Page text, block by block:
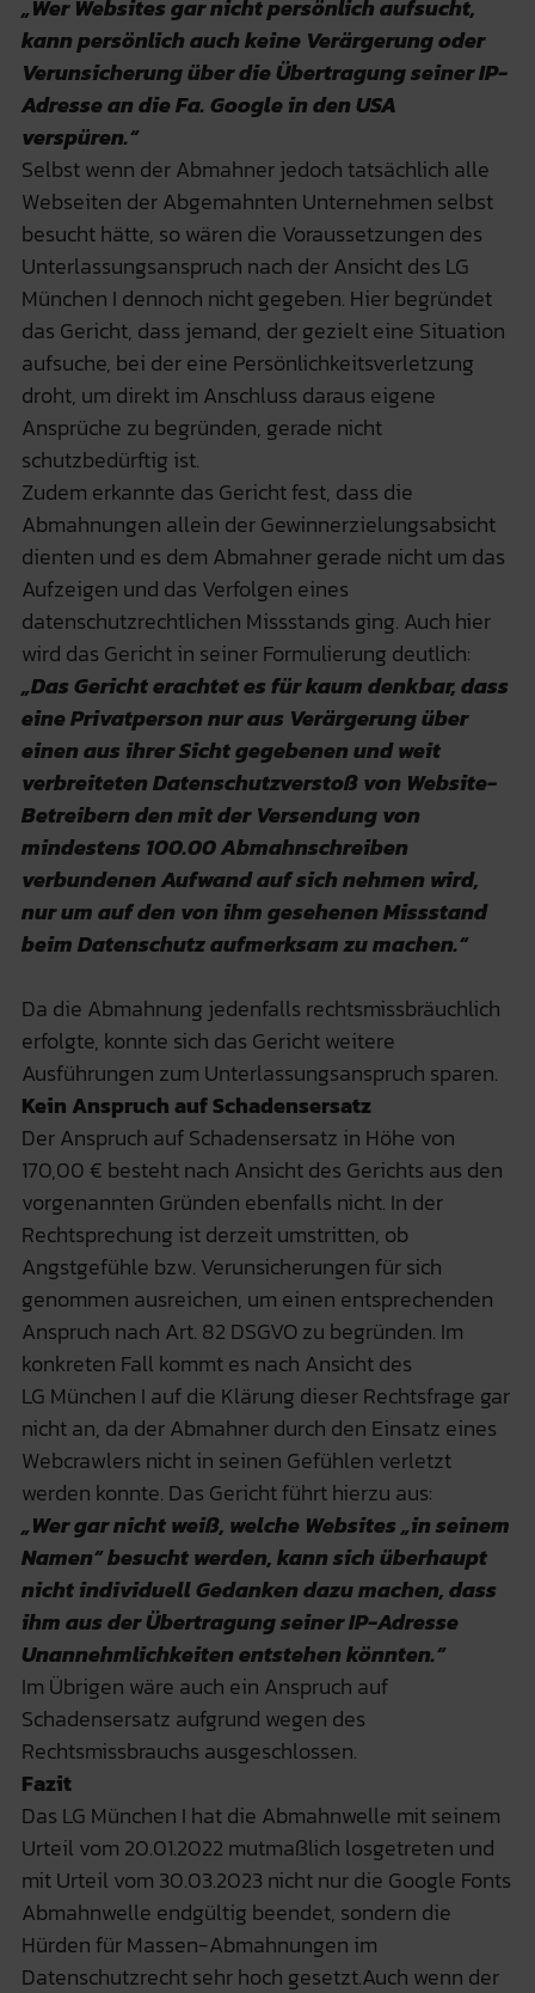
„Wer Websites gar nicht persönlich aufsucht,
kann persönlich auch keine Verärgerung oder
Verunsicherung über die Übertragung seiner IP-
Adresse an die Fa. Google in den USA
verspüren.“
Selbst wenn der Abmahner jedoch tatsächlich alle
Webseiten der Abgemahnten Unternehmen selbst
besucht hätte, so wären die Voraussetzungen des
Unterlassungsanspruch nach der Ansicht des LG
München I dennoch nicht gegeben. Hier begründet
das Gericht, dass jemand, der gezielt eine Situation
aufsuche, bei der eine Persönlichkeitsverletzung
droht, um direkt im Anschluss daraus eigene
Ansprüche zu begründen, gerade nicht
schutzbedürftig ist.
Zudem erkannte das Gericht fest, dass die
Abmahnungen allein der Gewinnerzielungsabsicht
dienten und es dem Abmahner gerade nicht um das
Aufzeigen und das Verfolgen eines
datenschutzrechtlichen Missstands ging. Auch hier
wird das Gericht in seiner Formulierung deutlich:
„Das Gericht erachtet es für kaum denkbar, dass
eine Privatperson nur aus Verärgerung über
einen aus ihrer Sicht gegebenen und weit
verbreiteten Datenschutzverstoß von Website-
Betreibern den mit der Versendung von
mindestens 100.00 Abmahnschreiben
verbundenen Aufwand auf sich nehmen wird,
nur um auf den von ihm gesehenen Missstand
beim Datenschutz aufmerksam zu machen.“
Da die Abmahnung jedenfalls rechtsmissbräuchlich
erfolgte, konnte sich das Gericht weitere
Ausführungen zum Unterlassungsanspruch sparen.
Kein Anspruch auf Schadensersatz
Der Anspruch auf Schadensersatz in Höhe von
170,00 € besteht nach Ansicht des Gerichts aus den
vorgenannten Gründen ebenfalls nicht. In der
Rechtsprechung ist derzeit umstritten, ob
Angstgefühle bzw. Verunsicherungen für sich
genommen ausreichen, um einen entsprechenden
Anspruch nach Art. 82 DSGVO zu begründen. Im
konkreten Fall kommt es nach Ansicht des
LG München I auf die Klärung dieser Rechtsfrage gar
nicht an, da der Abmahner durch den Einsatz eines
Webcrawlers nicht in seinen Gefühlen verletzt
werden konnte. Das Gericht führt hierzu aus:
„Wer gar nicht weiß, welche Websites „in seinem
Namen“ besucht werden, kann sich überhaupt
nicht individuell Gedanken dazu machen, dass
ihm aus der Übertragung seiner IP-Adresse
Unannehmlichkeiten entstehen könnten.“
Im Übrigen wäre auch ein Anspruch auf
Schadensersatz aufgrund wegen des
Rechtsmissbrauchs ausgeschlossen.
Fazit
Das LG München I hat die Abmahnwelle mit seinem
Urteil vom 20.01.2022 mutmaßlich losgetreten und
mit Urteil vom 30.03.2023 nicht nur die Google Fonts
Abmahnwelle endgültig beendet, sondern die
Hürden für Massen-Abmahnungen im
Datenschutzrecht sehr hoch gesetzt.Auch wenn der